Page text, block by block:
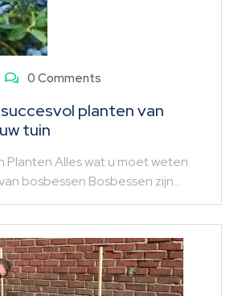
0 Comments
planten van
tuin
Planten Alles wat u moet weten
bosbessen Bosbessen zijn…